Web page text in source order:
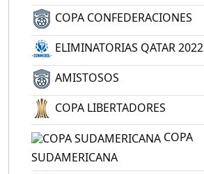
COPA CONFEDERACIONES
ELIMINATORIAS QATAR 2022
AMISTOSOS
COPA LIBERTADORES
COPA
SUDAMERICANA